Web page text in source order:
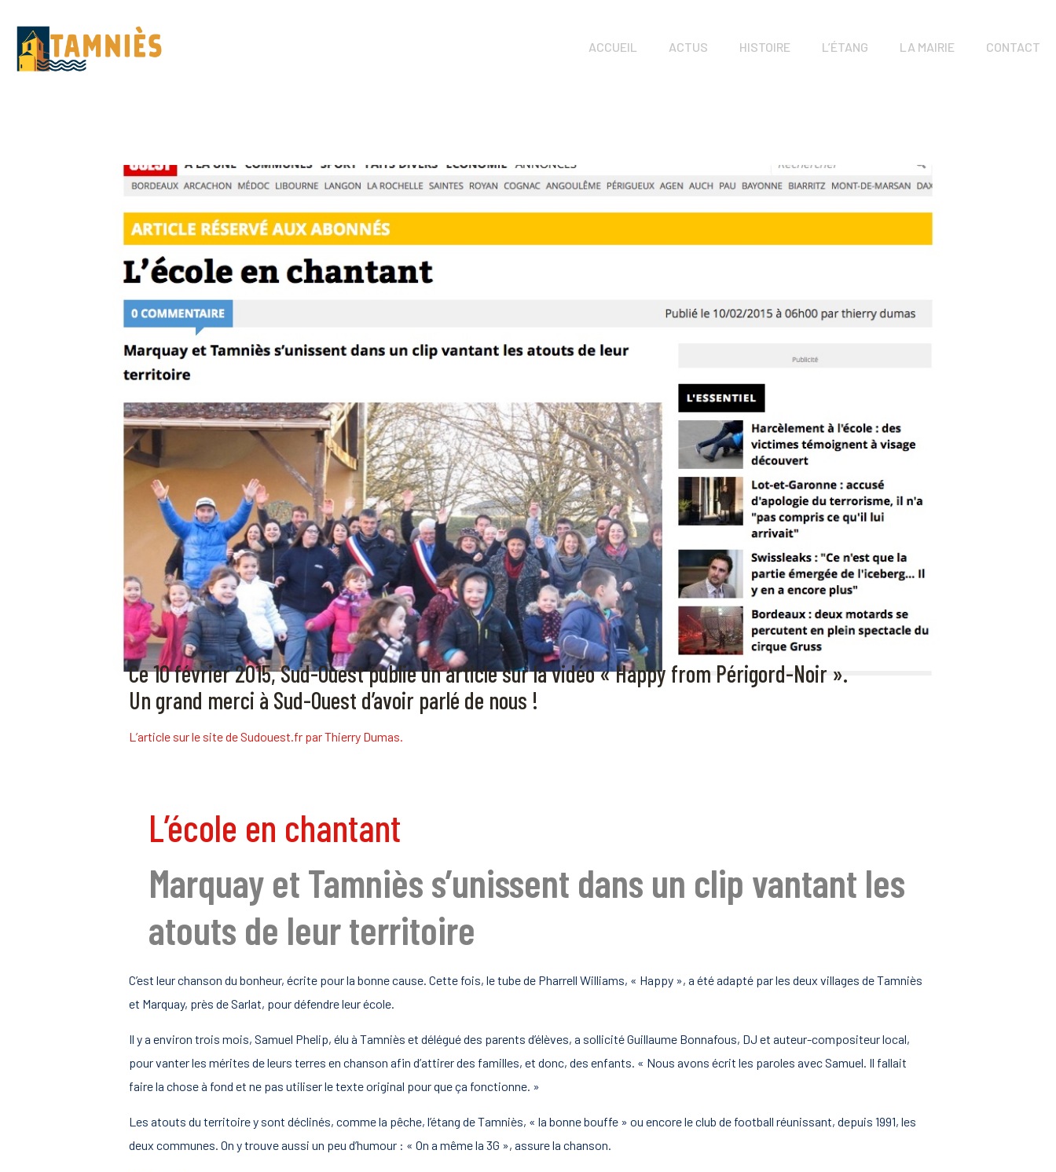
ACCUEIL ACTUS HISTOIRE L’ÉTANG LA MAIRIE CONTACT
Ce 10 février 2015, Sud-Ouest publie un article sur la vidéo « Happy from Périgord-Noir ».
Un grand merci à Sud-Ouest d’avoir parlé de nous !
L’article sur le site de Sudouest.fr par Thierry Dumas.
L’école en chantant
Marquay et Tamniès s’unissent dans un clip vantant les
atouts de leur territoire
C’est leur chanson du bonheur, écrite pour la bonne cause. Cette fois, le tube de Pharrell Williams, « Happy », a été adapté par les deux villages de Tamniès
et Marquay, près de Sarlat, pour défendre leur école.
Il y a environ trois mois, Samuel Phelip, élu à Tamniès et délégué des parents d’élèves, a sollicité Guillaume Bonnafous, DJ et auteur-compositeur local,
pour vanter les mérites de leurs terres en chanson afin d’attirer des familles, et donc, des enfants. « Nous avons écrit les paroles avec Samuel. Il fallait
faire la chose à fond et ne pas utiliser le texte original pour que ça fonctionne. »
Les atouts du territoire y sont déclinés, comme la pêche, l’étang de Tamniès, « la bonne bouffe » ou encore le club de football réunissant, depuis 1991, les
deux communes. On y trouve aussi un peu d’humour : « On a même la 3G », assure la chanson.